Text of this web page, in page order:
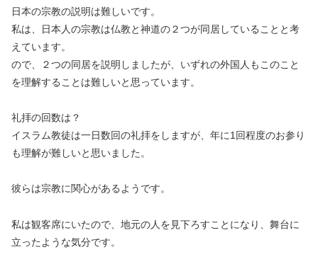
日本の宗教の説明は難しいです。
私は、日本人の宗教は仏教と神道の２つが同居していることと考
えています。
ので、２つの同居を説明しましたが、いずれの外国人もこのこと
を理解することは難しいと思っています。
礼拝の回数は？
イスラム教徒は一日数回の礼拝をしますが、年に1回程度のお参り
も理解が難しいと思いました。
彼らは宗教に関心があるようです。
私は観客席にいたので、地元の人を見下ろすことになり、舞台に
立ったような気分です。